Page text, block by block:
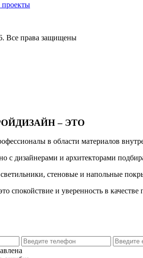
проекты
Все права защищены
– ЭТО
в области материалов
с дизайнерами и архитекторами
стеновые и напольные
спокойствие и уверенность в качестве